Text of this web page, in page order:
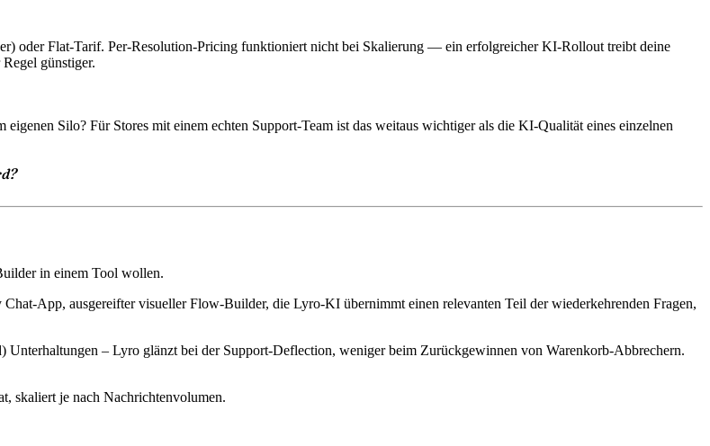
oder Flat-Tarif. Per-Resolution-Pricing funktioniert nicht bei Skalierung — ein erfolgreicher KI-Rollout treibt deine
günstiger.
Silo? Für Stores mit einem echten Support-Team ist das weitaus wichtiger als die KI-Qualität eines einzelnen
in einem Tool wollen.
App, ausgereifter visueller Flow-Builder, die Lyro-KI übernimmt einen relevanten Teil der wiederkehrenden Fragen,
Unterhaltungen – Lyro glänzt bei der Support-Deflection, weniger beim Zurückgewinnen von Warenkorb-Abbrechern.
skaliert je nach Nachrichtenvolumen.